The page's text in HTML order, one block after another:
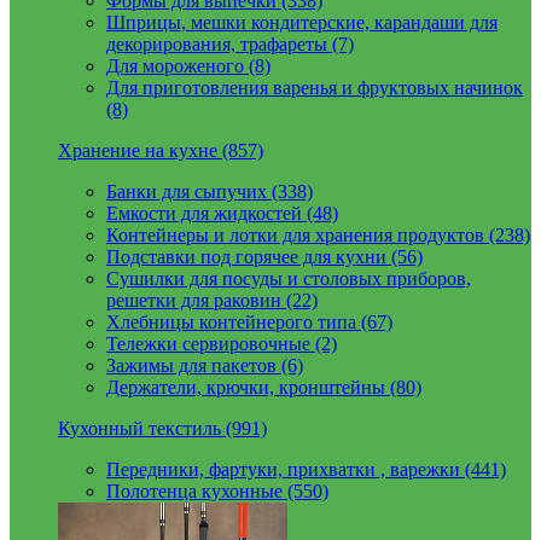
Шприцы, мешки кондитерские, карандаши для
декорирования, трафареты (7)
Для мороженого (8)
Для приготовления варенья и фруктовых начинок
(8)
Хранение на кухне (857)
Банки для сыпучих (338)
Емкости для жидкостей (48)
Контейнеры и лотки для хранения продуктов (238)
Подставки под горячее для кухни (56)
Сушилки для посуды и столовых приборов,
решетки для раковин (22)
Хлебницы контейнерого типа (67)
Тележки сервировочные (2)
Зажимы для пакетов (6)
Держатели, крючки, кронштейны (80)
Кухонный текстиль (991)
Передники, фартуки, прихватки , варежки (441)
Полотенца кухонные (550)